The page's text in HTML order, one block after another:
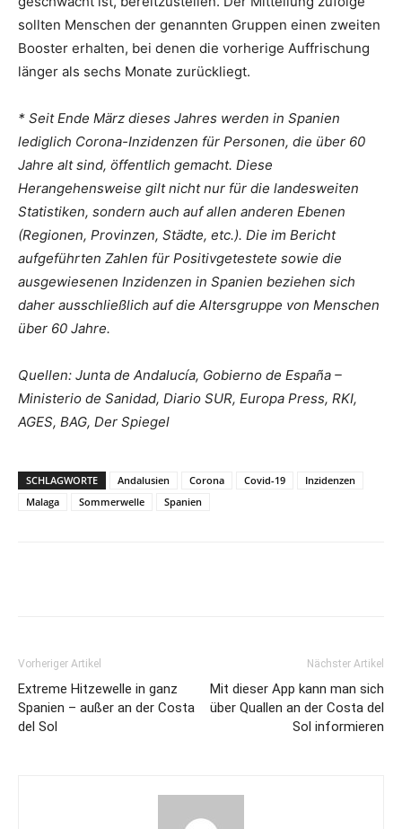
sollten Menschen der genannten Gruppen einen zweiten
Booster erhalten, bei denen die vorherige Auffrischung
länger als sechs Monate zurückliegt.
* Seit Ende März dieses Jahres werden in Spanien
lediglich Corona-Inzidenzen für Personen, die über 60
Jahre alt sind, öffentlich gemacht. Diese
Herangehensweise gilt nicht nur für die landesweiten
Statistiken, sondern auch auf allen anderen Ebenen
(Regionen, Provinzen, Städte, etc.). Die im Bericht
aufgeführten Zahlen für Positivgetestete sowie die
ausgewiesenen Inzidenzen in Spanien beziehen sich
daher ausschließlich auf die Altersgruppe von Menschen
über 60 Jahre.
Quellen: Junta de Andalucía, Gobierno de España –
Ministerio de Sanidad, Diario SUR, Europa Press, RKI,
AGES, BAG, Der Spiegel
SCHLAGWORTE Andalusien Corona Covid-19
Inzidenzen
Malaga
Sommerwelle Spanien
Vorheriger Artikel
Extreme Hitzewelle in ganz
Spanien – außer an der Costa
del Sol
Nächster Artikel
Mit dieser App kann man sich
über Quallen an der Costa del
Sol informieren